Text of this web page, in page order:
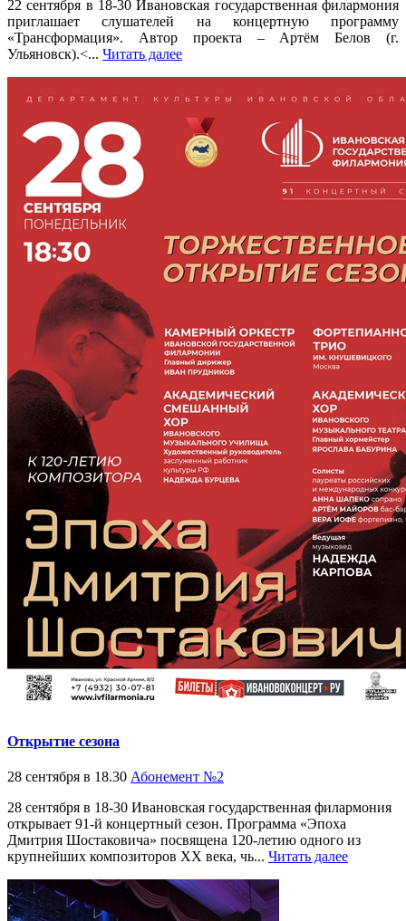
22 сентября в 18-30 Ивановская государственная филармония
приглашает слушателей на концертную программу
«Трансформация». Автор проекта – Артём Белов (г.
Ульяновск).<... Читать далее
Открытие сезона
28 сентября в 18.30 Абонемент №2
28 сентября в 18-30 Ивановская государственная филармония
открывает 91-й концертный сезон. Программа «Эпоха
Дмитрия Шостаковича» посвящена 120-летию одного из
крупнейших композиторов XX века, чь... Читать далее